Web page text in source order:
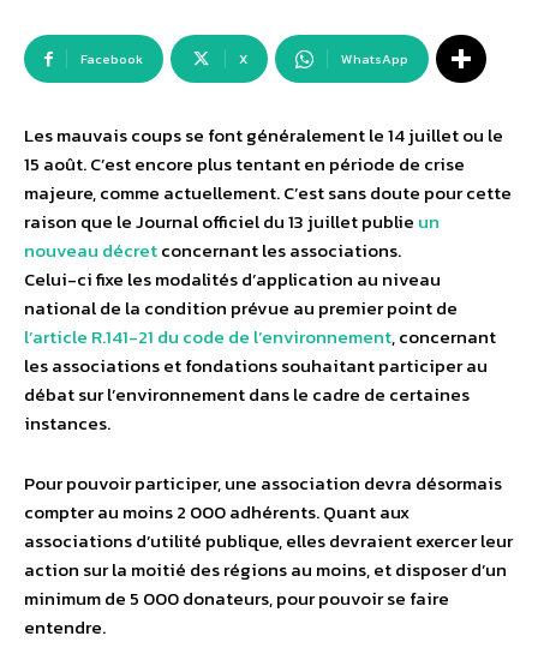
Facebook X WhatsApp
Les mauvais coups se font généralement le 14 juillet ou le
15 août. C’est encore plus tentant en période de crise
majeure, comme actuellement. C’est sans doute pour cette
raison que le Journal officiel du 13 juillet publie un
nouveau décretconcernant les associations.
Celui-ci fixe les modalités d’application au niveau
national de la condition prévue au premier point de
l’article R.141-21 du code de l’environnement, concernant
les associations et fondations souhaitant participer au
débat sur l’environnement dans le cadre de certaines
instances.
Pour pouvoir participer, une association devra désormais
compter au moins 2 000 adhérents. Quant aux
associations d’utilité publique, elles devraient exercer leur
action sur la moitié des régions au moins, et disposer d’un
minimum de 5 000 donateurs, pour pouvoir se faire
entendre.